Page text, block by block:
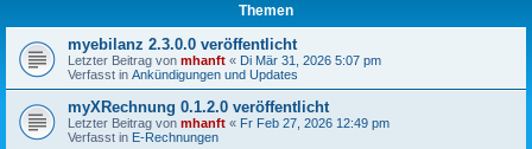
Themen
myebilanz 2.3.0.0 veröffentlicht
Letzter Beitrag von mhanft « Di Mär 31, 2026 5:07 pm
Verfasst in Ankündigungen und Updates
myXRechnung 0.1.2.0 veröffentlicht
Letzter Beitrag von mhanft « Fr Feb 27, 2026 12:49 pm
Verfasst in E-Rechnungen